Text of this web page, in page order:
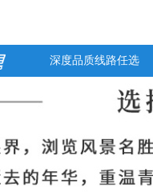
深度品质线路任选